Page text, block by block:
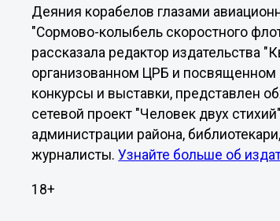
Деяния корабелов глазами
"Сормово-колыбель скоростного
рассказала редактор издательства
организованном ЦРБ и
конкурсы и выставки, представлен
сетевой проект "Человек двух
администрации района,
журналисты.Узнайте больше об
18+